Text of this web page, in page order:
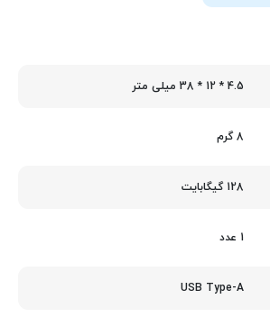
4.5 * 12 * 38 میلی متر
8 گرم
128 گیگابایت
1 عدد
USB Type-A